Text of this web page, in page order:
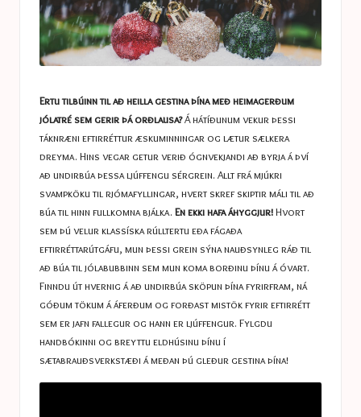
c
e
s
Ertu tilbúinn til að heilla gestina þína með heimagerðum
jólatré sem gerir þá orðlausa?Á hátíðunum vekur þessi
táknræni eftirréttur æskuminningar og lætur sælkera
dreyma. Hins vegar getur verið ógnvekjandi að byrja á því
að undirbúa þessa ljúffengu sérgrein. Allt frá mjúkri
svampköku til rjómafyllingar, hvert skref skiptir máli til að
búa til hinn fullkomna bjálka. En ekki hafa áhyggjur!Hvort
sem þú velur klassíska rúlltertu eða fágaða
eftirréttarútgáfu, mun þessi grein sýna nauðsynleg ráð til
að búa til jólabubbinn sem mun koma borðinu þínu á óvart.
Finndu út hvernig á að undirbúa sköpun þína fyrirfram, ná
góðum tökum á áferðum og forðast mistök fyrir eftirrétt
sem er jafn fallegur og hann er ljúffengur. Fylgdu
handbókinni og breyttu eldhúsinu þínu í
sætabrauðsverkstæði á meðan þú gleður gestina þína!